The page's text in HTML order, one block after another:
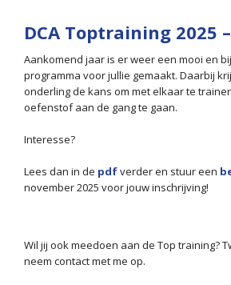
DCA Toptraining 2025
Aankomend jaar is er weer een mooi en
programma voor jullie gemaakt. Daarbij
onderling de kans om met elkaar te
oefenstof aan de gang te gaan.
Interesse?
Lees dan in de pdfverder en stuur een
november 2025 voor jouw inschrijving!
Wil jij ook meedoen aan de Top training?
neem contact met me op.